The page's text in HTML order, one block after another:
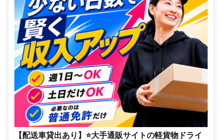
【配送車貸出あり】⭐大手通販サイトの軽貨物ドライ